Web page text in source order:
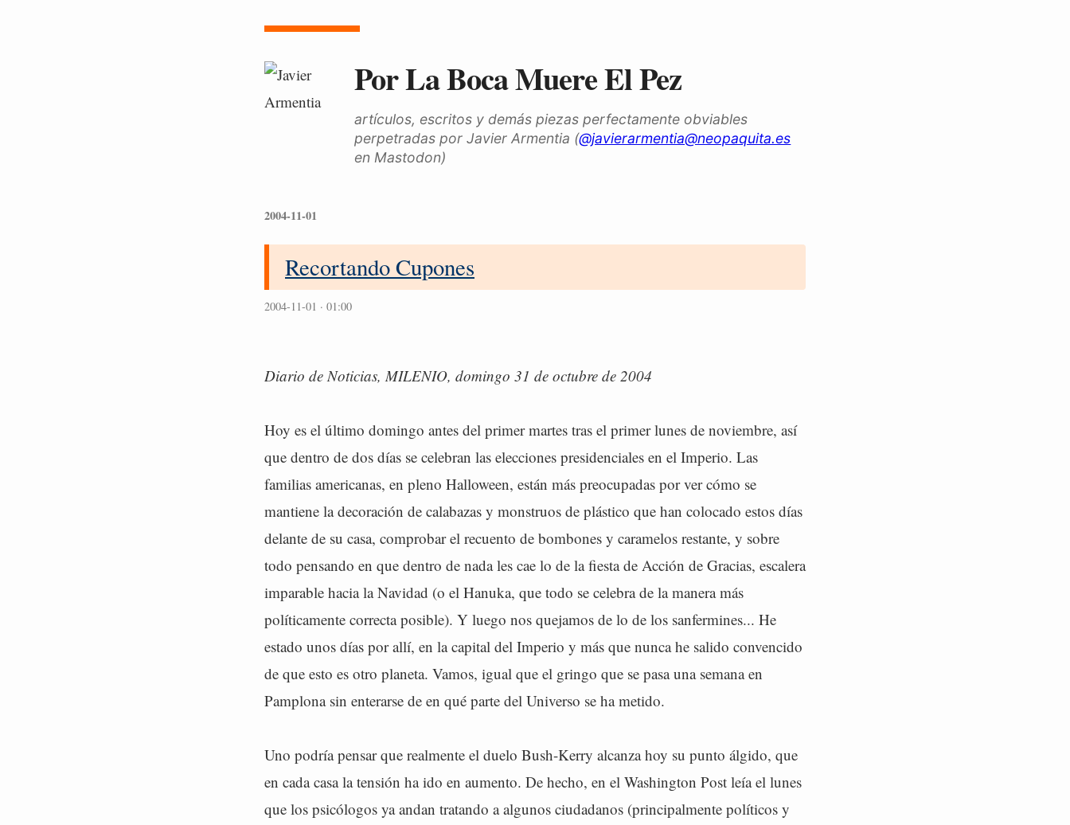
Por La Boca Muere El Pez
artículos, escritos y demás piezas perfectamente obviables
perpetradas por Javier Armentia (@javierarmentia@neopaquita.es
en Mastodon)
2004-11-01
Recortando Cupones
2004-11-01 · 01:00
Diario de Noticias, MILENIO, domingo 31 de octubre de 2004
Hoy es el último domingo antes del primer martes tras el primer lunes de noviembre, así
que dentro de dos días se celebran las elecciones presidenciales en el Imperio. Las
familias americanas, en pleno Halloween, están más preocupadas por ver cómo se
mantiene la decoración de calabazas y monstruos de plástico que han colocado estos días
delante de su casa, comprobar el recuento de bombones y caramelos restante, y sobre
todo pensando en que dentro de nada les cae lo de la fiesta de Acción de Gracias, escalera
imparable hacia la Navidad (o el Hanuka, que todo se celebra de la manera más
políticamente correcta posible). Y luego nos quejamos de lo de los sanfermines... He
estado unos días por allí, en la capital del Imperio y más que nunca he salido convencido
de que esto es otro planeta. Vamos, igual que el gringo que se pasa una semana en
Pamplona sin enterarse de en qué parte del Universo se ha metido.
Uno podría pensar que realmente el duelo Bush-Kerry alcanza hoy su punto álgido, que
en cada casa la tensión ha ido en aumento. De hecho, en el Washington Post leía el lunes
que los psicólogos ya andan tratando a algunos ciudadanos (principalmente políticos y